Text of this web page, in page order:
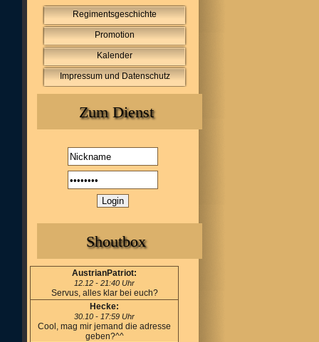
Regimentsgeschichte
Promotion
Kalender
Impressum und Datenschutz
Zum Dienst
Shoutbox
AustrianPatriot:
12.12 - 21:40 Uhr
Servus, alles klar bei euch?
Hecke:
30.10 - 17:59 Uhr
Cool, mag mir jemand die adresse
geben?^^